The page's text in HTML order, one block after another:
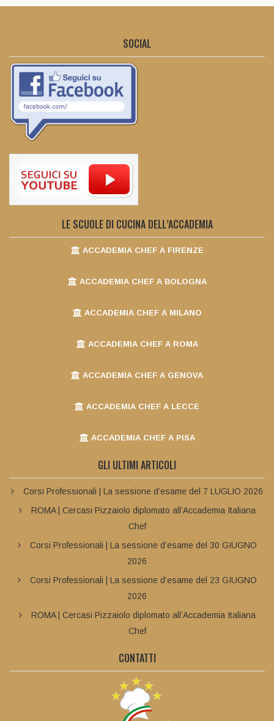
SOCIAL
LE SCUOLE DI CUCINA DELL’ACCADEMIA
ACCADEMIA CHEF A FIRENZE
ACCADEMIA CHEF A BOLOGNA
ACCADEMIA CHEF A MILANO
ACCADEMIA CHEF A ROMA
ACCADEMIA CHEF A GENOVA
ACCADEMIA CHEF A LECCE
ACCADEMIA CHEF A PISA
GLI ULTIMI ARTICOLI
Corsi Professionali | La sessione d’esame del 7 LUGLIO 2026
ROMA | Cercasi Pizzaiolo diplomato all’Accademia Italiana
Chef
Corsi Professionali | La sessione d’esame del 30 GIUGNO
2026
Corsi Professionali | La sessione d’esame del 23 GIUGNO
2026
ROMA | Cercasi Pizzaiolo diplomato all’Accademia Italiana
Chef
CONTATTI